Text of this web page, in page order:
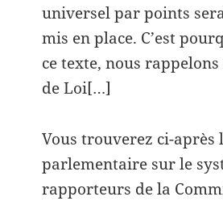
universel par points
mis en place. C’est
ce texte, nous
de Loi[…]
Vous trouverez ci-après
parlementaire sur le
rapporteurs de la